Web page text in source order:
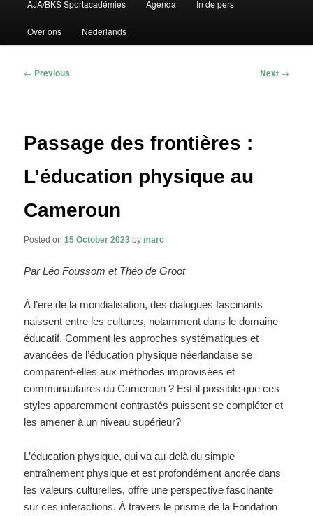
to
primary
content
to
secondary
content
AJA/BKS Sportacadémies Agenda In de pers
Over ons Nederlands
Post
← Previous Next →
Passage des frontières :
L’éducation physique au
Cameroun
Posted on15 October 2023 bymarc
Par Léo Foussom et Théo de Groot
À l’ère de la mondialisation, des dialogues fascinants
naissent entre les cultures, notamment dans le domaine
éducatif. Comment les approches systématiques et
avancées de l’éducation physique néerlandaise se
comparent-elles aux méthodes improvisées et
communautaires du Cameroun ? Est-il possible que ces
styles apparemment contrastés puissent se compléter et
les amener à un niveau supérieur?
L’éducation physique, qui va au-delà du simple
entraînement physique et est profondément ancrée dans
les valeurs culturelles, offre une perspective fascinante
sur ces interactions. À travers le prisme de la Fondation